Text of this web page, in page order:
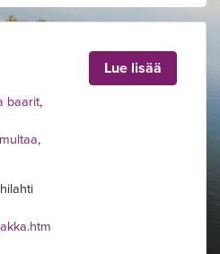
baarit,
,
Lue lisää